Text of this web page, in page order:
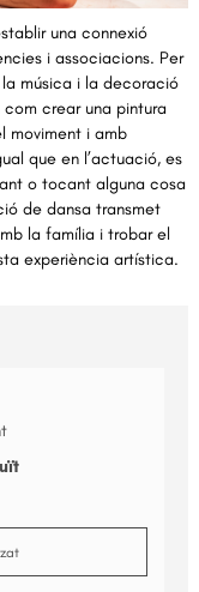
una connexió
i associacions. Per
música i la decoració
crear una pintura
moviment i amb
que en l’actuació, es
o tocant alguna cosa
de dansa transmet
la família i trobar el
experiència artística.